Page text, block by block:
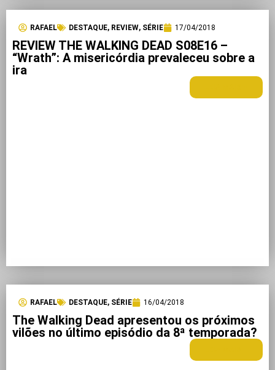
RAFAEL DESTAQUE, REVIEW, SÉRIE 17/04/2018
REVIEW THE WALKING DEAD S08E16 –
“Wrath”: A misericórdia prevaleceu sobre a
ira
RAFAEL DESTAQUE, SÉRIE 16/04/2018
The Walking Dead apresentou os próximos
vilões no último episódio da 8ª temporada?